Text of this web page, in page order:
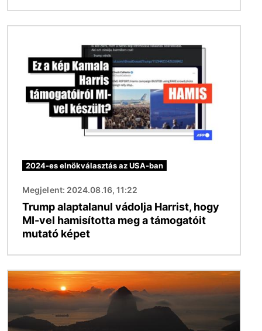
2024-es elnökválasztás az USA-ban
Megjelent: 2024.08.16, 11:22
Trump alaptalanul vádolja Harrist, hogy
MI-vel hamisította meg a támogatóit
mutató képet
Kép